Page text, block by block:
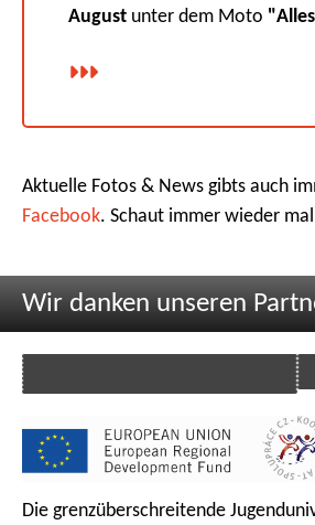
August unter dem Moto
Aktuelle Fotos & News gibts auch
Facebook. Schaut immer wieder
Wir danken unseren
Die grenzüberschreitende